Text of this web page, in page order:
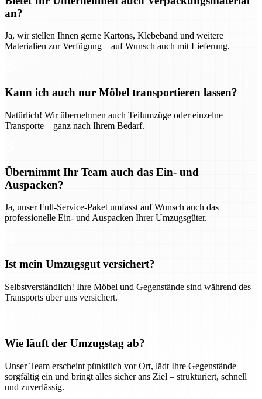
an?
Ja, wir stellen Ihnen gerne Kartons, Klebeband und weitere
Materialien zur Verfügung – auf Wunsch auch mit Lieferung.
Kann ich auch nur Möbel transportieren lassen?
Natürlich! Wir übernehmen auch Teilumzüge oder einzelne
Transporte – ganz nach Ihrem Bedarf.
Übernimmt Ihr Team auch das Ein- und
Auspacken?
Ja, unser Full-Service-Paket umfasst auf Wunsch auch das
professionelle Ein- und Auspacken Ihrer Umzugsgüter.
Ist mein Umzugsgut versichert?
Selbstverständlich! Ihre Möbel und Gegenstände sind während des
Transports über uns versichert.
Wie läuft der Umzugstag ab?
Unser Team erscheint pünktlich vor Ort, lädt Ihre Gegenstände
sorgfältig ein und bringt alles sicher ans Ziel – strukturiert, schnell
und zuverlässig.